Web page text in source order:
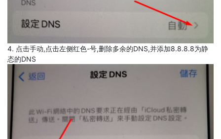
4. 点击手动,点击左侧红色-号,删除多余的DNS,并添加8.8.8.8为静
态的DNS